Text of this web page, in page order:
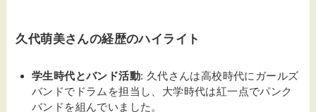
久代萌美さんの経歴のハイライト
学生時代とバンド活動: 久代さんは高校時代にガールズ
バンドでドラムを担当し、大学時代は紅一点でパンク
バンドを組んでいました。